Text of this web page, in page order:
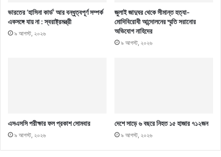
ভারতের ‘হাসিনা কার্ড’ আর বন্ধুত্বপূর্ণ সম্পর্ক
একসঙ্গে যায় না : স্বরাষ্ট্রমন্ত্রী
৯ আগস্ট, ২০২৬
জুলাই জাদুঘর থেকে সীমান্ত হত্যা-
মোদিবিরোধী আন্দোলনের স্মৃতি সরানোর
অভিযোগ নাহিদের
৯ আগস্ট, ২০২৬
এসএসসি পরীক্ষার ফল প্রকাশ সোমবার
৯ আগস্ট, ২০২৬
দেশে সাড়ে ৬ বছরে নিহত ১৫ হাজার ৭১২জন
৯ আগস্ট, ২০২৬